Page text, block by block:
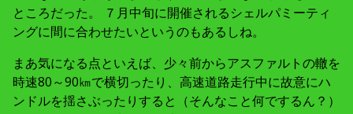
ところだった。 ７月中旬に開催されるシェルパミーティ
ングに間に合わせたいというのもあるしね。
まあ気になる点といえば、少々前からアスファルトの轍を
時速80～90㎞で横切ったり、高速道路走行中に故意にハ
ンドルを揺さぶったりすると（そんなこと何でするん？）